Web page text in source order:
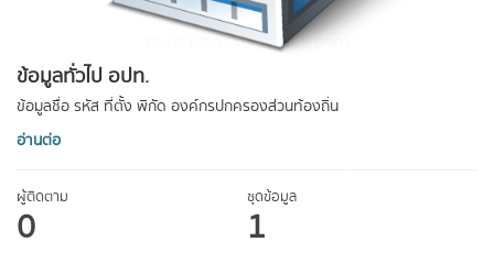
ข้อมูลทั่วไป อปท.
ข้อมูลชื่อ รหัส ที่ตั้ง พิกัด องค์กรปกครองส่วนท้องถิ่น
อ่านต่อ
ผู้ติดตาม
0
ชุดข้อมูล
1